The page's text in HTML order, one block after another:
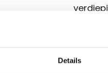
Detailsfijne,